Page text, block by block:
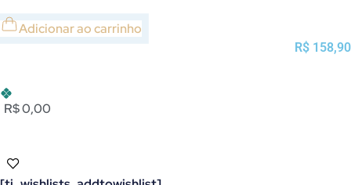
Adicionar ao carrinho
R$ 158,90
R$ 0,00